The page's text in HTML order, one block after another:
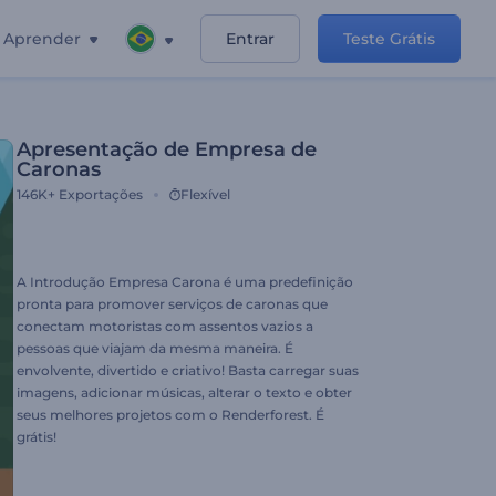
Aprender Entrar Teste Grátis
Apresentação de Empresa de
Caronas
146K+ Exportações Flexível
A Introdução Empresa Carona é uma predefinição
pronta para promover serviços de caronas que
conectam motoristas com assentos vazios a
pessoas que viajam da mesma maneira. É
envolvente, divertido e criativo! Basta carregar suas
imagens, adicionar músicas, alterar o texto e obter
seus melhores projetos com o Renderforest. É
grátis!